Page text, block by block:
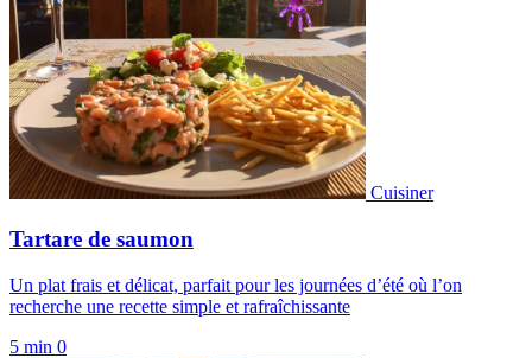
Cuisiner
Tartare de saumon
Un plat frais et délicat, parfait pour les journées d’été où l’on
recherche une recette simple et rafraîchissante
5 min 0